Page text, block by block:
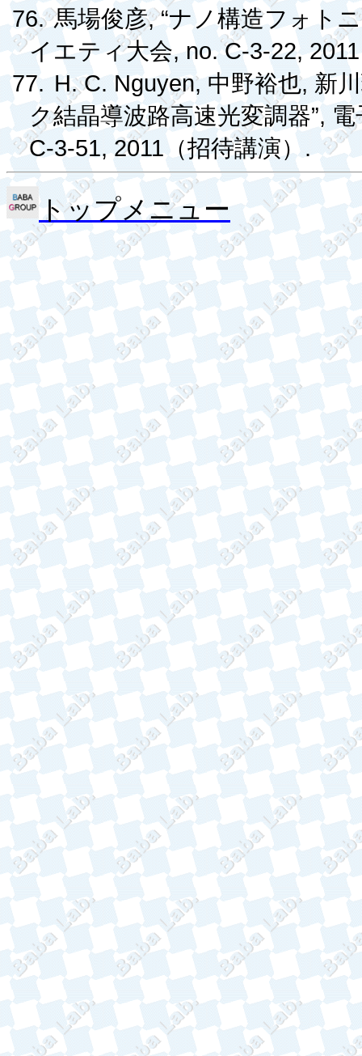
76. 馬場俊彦, “ナノ構造フォト
イエティ大会, no. C-3-22, 2011
77. H. C. Nguyen,中野裕也,新
ク結晶導波路高速光変調器”,
C-3-51, 2011（招待講演） .
トップメニュー